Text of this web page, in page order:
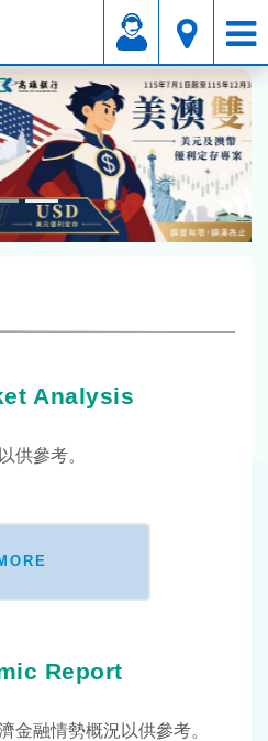
Analysis
供參考。
Report
金融情勢概況以供參考。